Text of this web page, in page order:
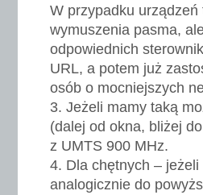
W przypadku
wymuszenia pasma,
odpowiednich
URL, a potem już
osób o mocniejszych
Jeżeli mamy taką
(dalej od okna, bliżej
z UMTS 900 MHz.
Dla chętnych –
analogicznie do